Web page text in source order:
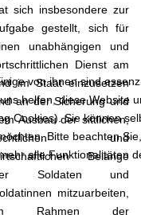
sich insbesondere zur
gestellt, sich für
unabhängigen und
Dienst am
im Staat einzusetzen
an der Sicherung und
Ausbau der sittlichen,
und
Belange
Soldaten und
mitzuarbeiten,
Rahmen der
von ihnen sind
helfen, diese Website
Cookies). Sie können
Bitte beachten Sie,
alle Funktionalitäten